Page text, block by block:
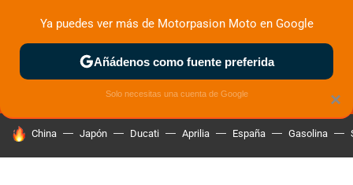
MENÚ NUEVO
ZONA DE PRUEBAS DEPORTIVAS MOTOS ELÉCTRICAS
HOY SE HABLA DE
China Japón Ducati Aprilia España Gasolina
×
Ya puedes ver más de Motorpasion Moto en Google
Añádenos como fuente preferida
Solo necesitas una cuenta de Google